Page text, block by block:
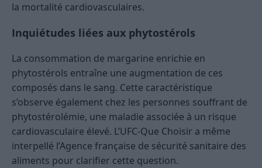
la mortalité cardiovasculaires.
Inquiétudes liées aux phytostérols
La consommation de margarine enrichie en
phytostérols entraîne une augmentation de ces
composés dans le sang. Cette caractéristique
s’observe également chez les personnes souffrant de
phytostérolémie, une maladie associée à un risque
cardiovasculaire élevé. L’UFC-Que Choisir a même
interpellé l’Agence française de sécurité sanitaire des
aliments pour clarifier cette question.